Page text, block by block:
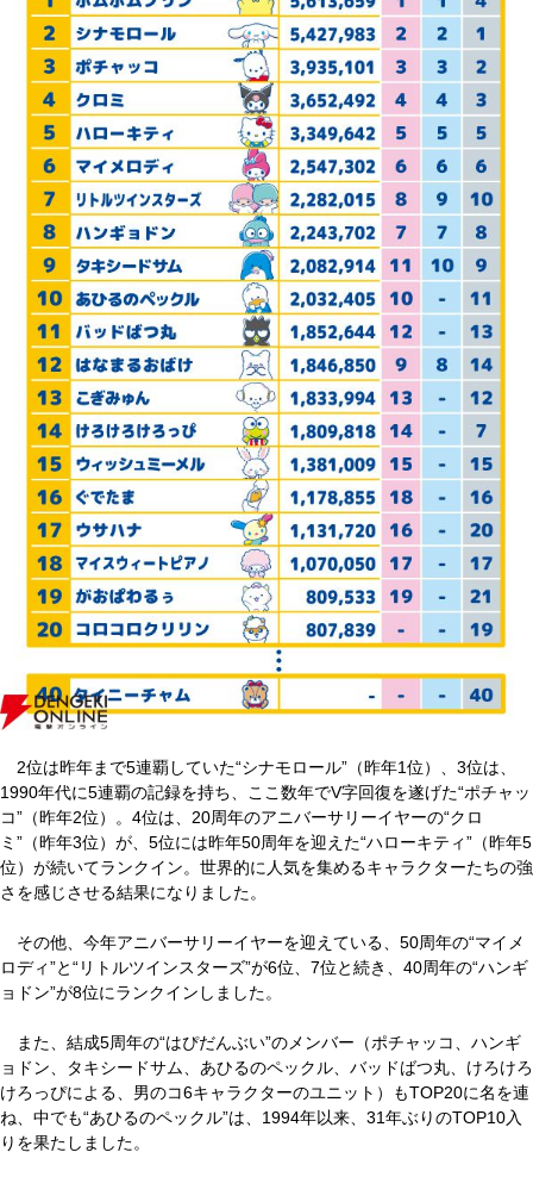
2位は昨年まで5連覇していた“シナモロール”（昨年1位）、3位は、
1990年代に5連覇の記録を持ち、ここ数年でV字回復を遂げた“ポチャッ
コ”（昨年2位）。4位は、20周年のアニバーサリーイヤーの“クロ
ミ”（昨年3位）が、5位には昨年50周年を迎えた“ハローキティ”（昨年5
位）が続いてランクイン。世界的に人気を集めるキャラクターたちの強
さを感じさせる結果になりました。
その他、今年アニバーサリーイヤーを迎えている、50周年の“マイメ
ロディ”と“リトルツインスターズ”が6位、7位と続き、40周年の“ハンギ
ョドン”が8位にランクインしました。
また、結成5周年の“はぴだんぶい”のメンバー（ポチャッコ、ハンギ
ョドン、タキシードサム、あひるのペックル、バッドばつ丸、けろけろ
けろっぴによる、男のコ6キャラクターのユニット）もTOP20に名を連
ね、中でも“あひるのペックル”は、1994年以来、31年ぶりのTOP10入
りを果たしました。